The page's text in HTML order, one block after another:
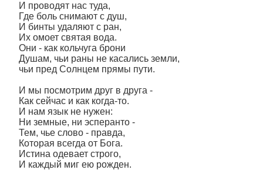
И проводят нас туда,
Где боль снимают с душ,
И бинты удаляют с ран,
Их омоет святая вода.
Они - как кольчуга брони
Душам, чьи раны не касались земли,
чьи пред Солнцем прямы пути.
И мы посмотрим друг в друга -
Как сейчас и как когда-то.
И нам язык не нужен:
Ни земные, ни эсперанто -
Тем, чье слово - правда,
Которая всегда от Бога.
Истина одевает строго,
И каждый миг ею рожден.